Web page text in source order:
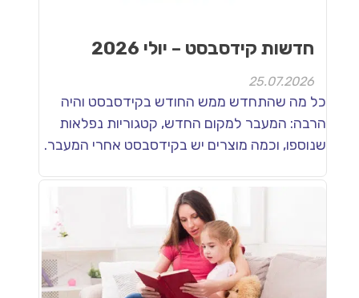
חדשות קידסבסט – יולי 2026
25.07.2026
כל מה שהתחדש ממש החודש בקידסבסט והיה
הרבה: המעבר למקום החדש, קטגוריות נפלאות
שנוספו, וכמה מוצרים יש בקידסבסט אחרי המעבר.